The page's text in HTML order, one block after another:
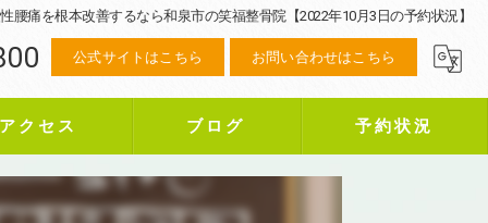
腰痛を根本改善するなら和泉市の笑福整骨院【2022年10月3日の予約状況】
公式サイトはこちら お問い合わせはこちら
クセス ブログ 予約状況